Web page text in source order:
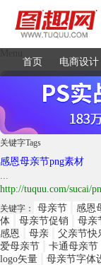
首页 电商设计
关键字Tags
感恩母亲节png素材
...
http://tuquu.com/sucai/
关键字：
母亲节 感恩
体
母亲节促销 母亲
感恩
母亲 父亲节快
爱母亲节
卡通母亲节
logo矢量
母亲节字体